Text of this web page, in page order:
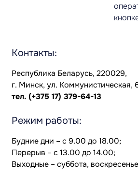
Контакты:
Республика Беларусь, 220029,
г. Минск, ул. Коммунистическая,
тел. (+375 17) 379-64-13
Режим работы:
Будние дни – с 9.00 до 18.00;
Перерыв – с 13.00 до 14.00;
Выходные – суббота,